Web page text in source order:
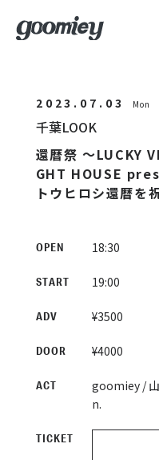
2023.07.03 Mon
千葉LOOK
還暦祭 〜LUCKY
GHT HOUSE
トウヒロシ還暦を
OPEN 18:30
START 19:00
ADV ¥3500
DOOR ¥4000
ACT
goomiey /
n.
TICKET